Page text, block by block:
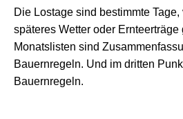
Die Lostage sind bestimmte
späteres Wetter oder
Monatslisten sind
Bauernregeln. Und im dritten
Bauernregeln.